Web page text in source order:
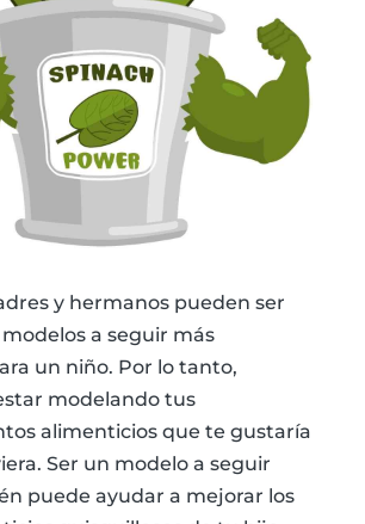
y hermanos pueden ser
a seguir más
un niño. Por lo tanto,
modelando tus
alimenticios que te gustaría
Ser un modelo a seguir
puede ayudar a mejorar los